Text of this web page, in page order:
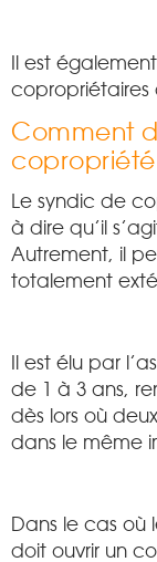
Il est
copropriétaires
Comment
Le syndic de
à dire qu’il
Autrement, il
totalement
Il est élu par
de 1 à 3 ans,
dès lors où
dans le même
Dans le cas où
doit ouvrir un